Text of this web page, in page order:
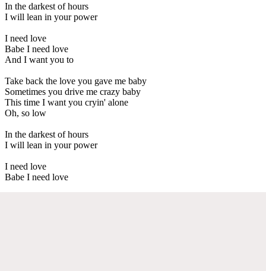
In the darkest of hours
I will lean in your power
I need love
Babe I need love
And I want you to
Take back the love you gave me baby
Sometimes you drive me crazy baby
This time I want you cryin' alone
Oh, so low
In the darkest of hours
I will lean in your power
I need love
Babe I need love